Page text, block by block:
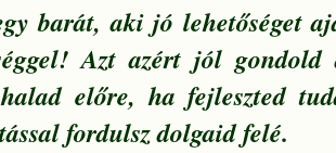
barát, aki jó lehetőséget
Azt azért jól
előre, ha fejleszted
fordulsz dolgaid felé.